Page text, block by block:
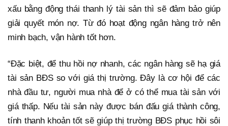
xấu bằng động thái thanh lý tài sản thì sẽ đảm bảo giúp
giải quyết món nợ. Từ đó hoạt động ngân hàng trở nên
minh bạch, vận hành tốt hơn.
“Đặc biệt, để thu hồi nợ nhanh, các ngân hàng sẽ hạ giá
tài sản BĐS so với giá thị trường. Đây là cơ hội để các
nhà đầu tư, người mua nhà để ở có thể mua tài sản với
giá thấp. Nếu tài sản này được bán đấu giá thành công,
tính thanh khoản tốt sẽ giúp thị trường BĐS phục hồi sôi